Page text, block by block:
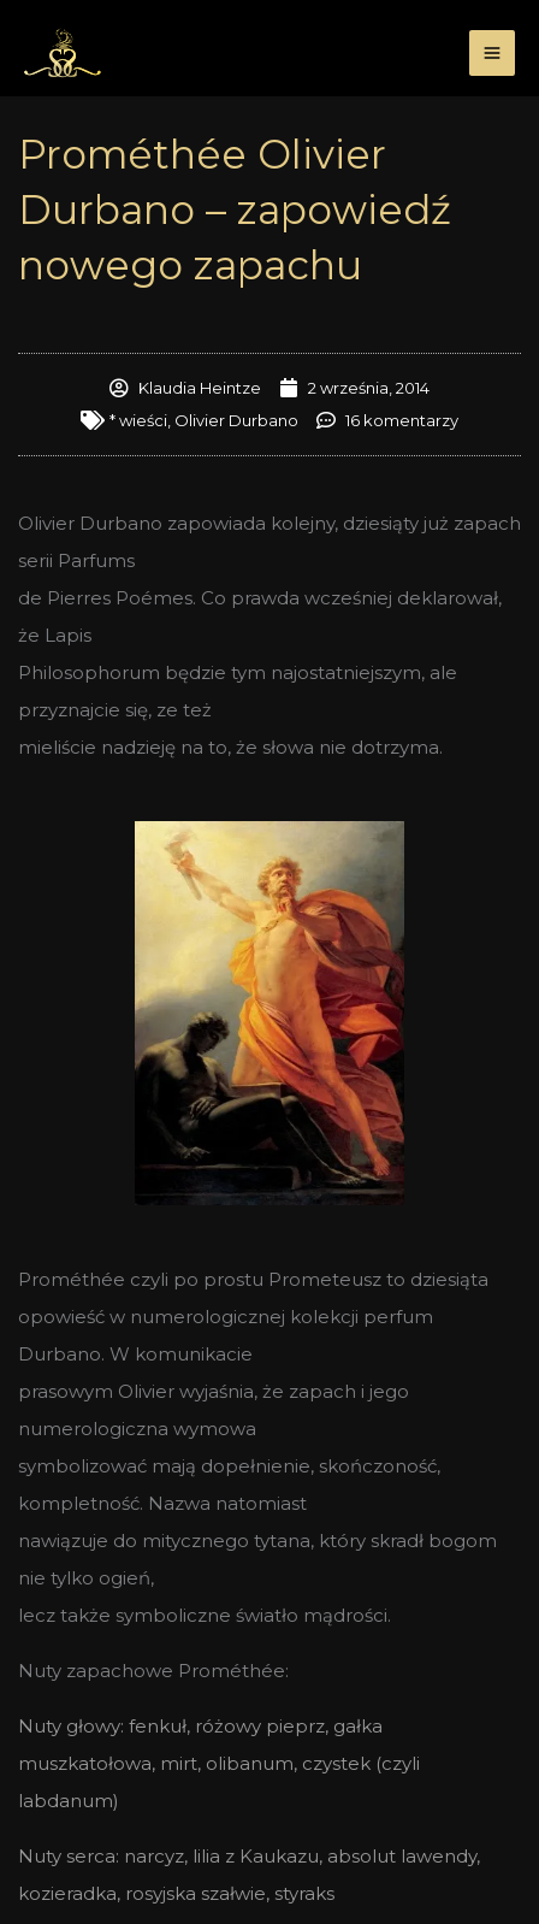
treści
Prométhée Olivier
Durbano – zapowiedź
nowego zapachu
Klaudia Heintze
2 września, 2014
* wieści Olivier Durbano 16 komentarzy
Olivier Durbano zapowiada kolejny, dziesiąty już zapach
serii Parfums
de Pierres Poémes. Co prawda wcześniej deklarował,
że Lapis
Philosophorum będzie tym najostatniejszym, ale
przyznajcie się, ze też
mieliście nadzieję na to, że słowa nie dotrzyma.
Prométhée czyli po prostu Prometeusz to dziesiąta
opowieść w numerologicznej kolekcji perfum
Durbano. W komunikacie
prasowym Olivier wyjaśnia, że zapach i jego
numerologiczna wymowa
symbolizować mają dopełnienie, skończoność,
kompletność. Nazwa natomiast
nawiązuje do mitycznego tytana, który skradł bogom
nie tylko ogień,
lecz także symboliczne światło mądrości.
Nuty zapachowe Prométhée:
Nuty głowy: fenkuł, różowy pieprz, gałka
muszkatołowa, mirt, olibanum, czystek (czyli
labdanum)
Nuty serca: narcyz, lilia z Kaukazu, absolut lawendy,
kozieradka, rosyjska szałwie, styraks